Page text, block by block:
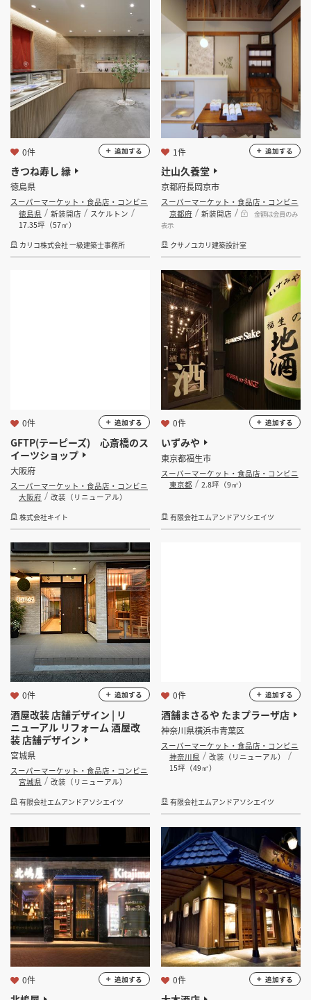
きつね寿し 縁
徳島県
スーパーマーケット・食品店・コンビニ
徳島県
新装開店
スケルトン
17.35坪（57㎡）
カリコ株式会社 一級建築士事務所
0件 追加する
辻山久養堂
京都府長岡京市
スーパーマーケット・食品店・コンビニ
京都府
新装開店
金額は会員のみ
表示
クサノユカリ建築設計室
1件 追加する
GFTP(テーピーズ) 心斎橋のス
イーツショップ
大阪府
スーパーマーケット・食品店・コンビニ
大阪府
改装（リニューアル）
株式会社キイト
0件 追加する
いずみや
東京都福生市
スーパーマーケット・食品店・コンビニ
東京都
2.8坪（9㎡）
有限会社エムアンドアソシエイツ
0件 追加する
酒屋改装 店舗デザイン | リ
ニューアル リフォーム 酒屋改
装 店舗デザイン
宮城県
スーパーマーケット・食品店・コンビニ
宮城県
改装（リニューアル）
有限会社エムアンドアソシエイツ
0件 追加する
酒舗まさるや たまプラーザ店
神奈川県横浜市青葉区
スーパーマーケット・食品店・コンビニ
神奈川県
改装（リニューアル）
15坪（49㎡）
有限会社エムアンドアソシエイツ
0件 追加する
0件 追加する 0件 追加する